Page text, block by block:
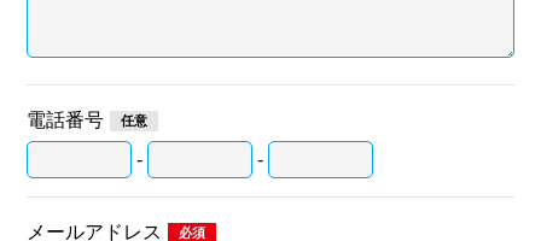
電話番号
-
-
メールアドレス